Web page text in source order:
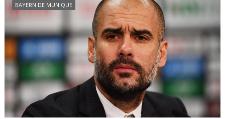
BAYERN DE MUNIQUE